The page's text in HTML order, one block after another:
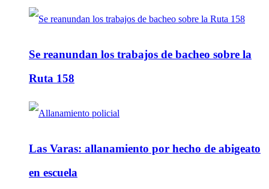
Se reanundan los trabajos de bacheo sobre la
Ruta 158
Las Varas: allanamiento por hecho de abigeato
en escuela